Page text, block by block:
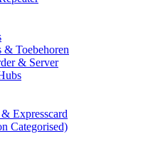
& Toebehoren
& Server
Expresscard
Categorised)